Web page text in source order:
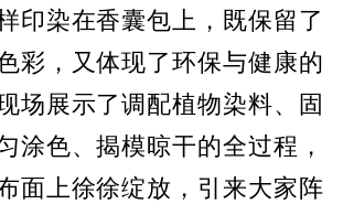
印染在香囊包上，既保留了
彩，又体现了环保与健康的
场展示了调配植物染料、固
涂色、揭模晾干的全过程，
面上徐徐绽放，引来大家阵